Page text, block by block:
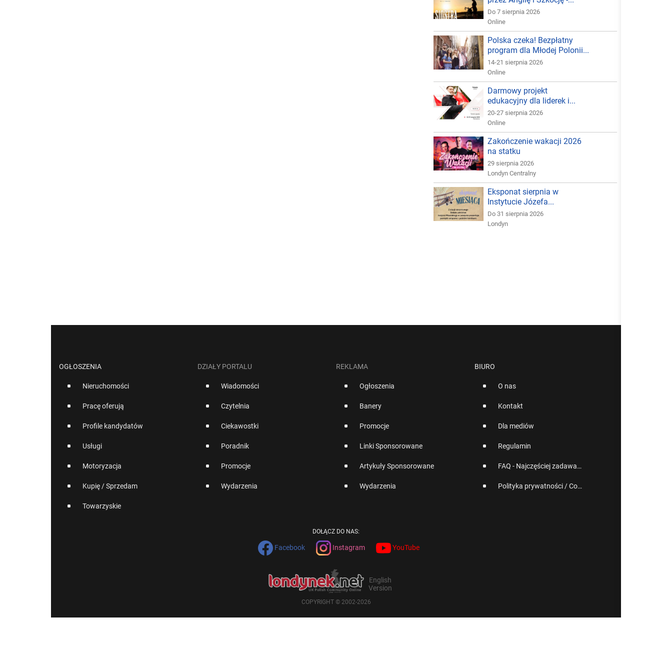
Do 7 sierpnia 2026
Online
Polska czeka! Bezpłatny
program dla Młodej Polonii...
14-21 sierpnia 2026
Online
Darmowy projekt
edukacyjny dla liderek i...
20-27 sierpnia 2026
Online
Zakończenie wakacji 2026
na statku
29 sierpnia 2026
Londyn Centralny
Eksponat sierpnia w
Instytucie Józefa...
Do 31 sierpnia 2026
Londyn
OGŁOSZENIA
Nieruchomości
Pracę oferują
Profile kandydatów
Usługi
Motoryzacja
Kupię / Sprzedam
Towarzyskie
DZIAŁY PORTALU
Wiadomości
Czytelnia
Ciekawostki
Poradnik
Promocje
Wydarzenia
REKLAMA
Ogłoszenia
Banery
Promocje
Linki Sponsorowane
Artykuły Sponsorowane
Wydarzenia
BIURO
O nas
Kontakt
Dla mediów
Regulamin
FAQ - Najczęściej zadawane pytania
Polityka prywatności / Cookies
DOŁĄCZ DO NAS:
Facebook Instagram YouTube
English
Version
COPYRIGHT © 2002-2026